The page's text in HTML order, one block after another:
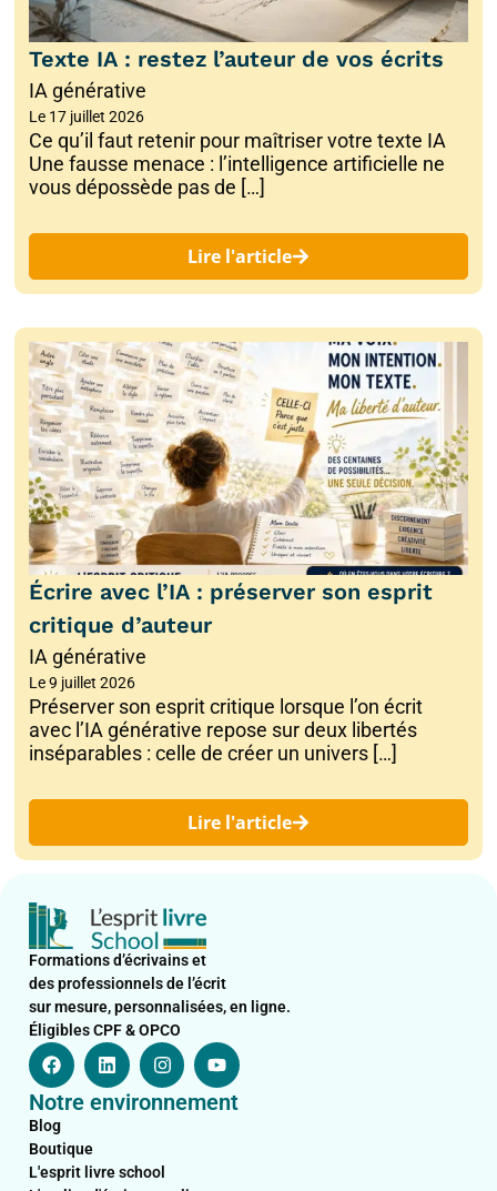
Texte IA : restez l’auteur de vos écrits
IA générative
Le 17 juillet 2026
Ce qu’il faut retenir pour maîtriser votre texte IA
Une fausse menace : l’intelligence artificielle ne
vous dépossède pas de […]
Lire l'article
Écrire avec l’IA : préserver son esprit
critique d’auteur
IA générative
Le9 juillet 2026
Préserver son esprit critique lorsque l’on écrit
avec l’IA générative repose sur deux libertés
inséparables : celle de créer un univers […]
Lire l'article
Formations d’écrivains et
des professionnels de l’écrit
sur mesure, personnalisées, en ligne.
Éligibles CPF & OPCO
F
a
c
e
b
o
o
k
L
i
n
k
i
n
I
n
s
t
r
a
Y
o
u
t
Notre environnement
Blog
Boutique
L'esprit livre school